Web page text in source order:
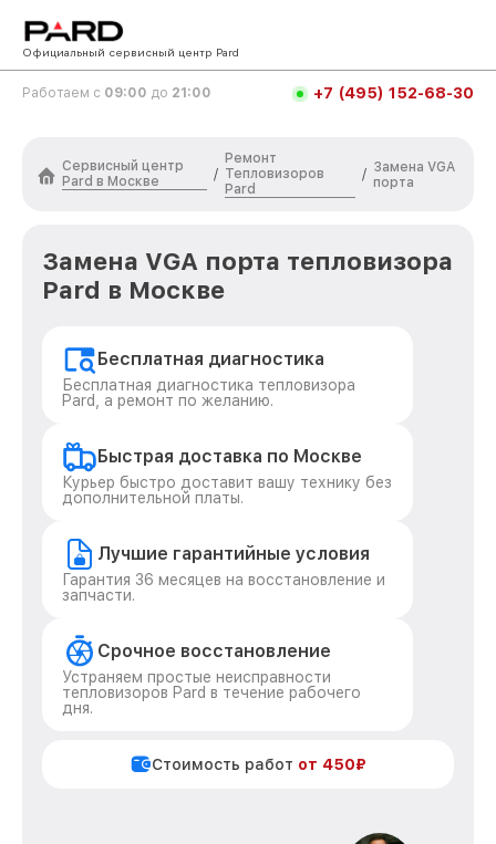
Официальный сервисный центр Pard
Работаем с 09:00 до 21:00 +7 (495) 152-68-30
Сервисный центр
Pard в Москве
/
Ремонт
Тепловизоров
Pard
/ Замена VGA
порта
Замена VGA порта тепловизора
Pard в Москве
Бесплатная диагностика
Бесплатная диагностика тепловизора
Pard, а ремонт по желанию.
Быстрая доставка по Москве
Курьер быстро доставит вашу технику без
дополнительной платы.
Лучшие гарантийные условия
Гарантия 36 месяцев на восстановление и
запчасти.
Срочное восстановление
Устраняем простые неисправности
тепловизоров Pard в течение рабочего
дня.
Стоимость работ от 450₽